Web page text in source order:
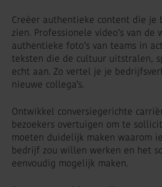
Creëer authentieke content die
zien. Professionele video’s van de
authentieke foto’s van teams in
teksten die de cultuur uitstralen,
echt aan. Zo vertel je je
nieuwe collega’s.
Ontwikkel conversiegerichte
bezoekers overtuigen om te
moeten duidelijk maken waarom
bedrijf zou willen werken en het
eenvoudig mogelijk maken.